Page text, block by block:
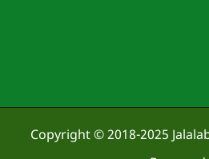
Copyright © 2018-2025